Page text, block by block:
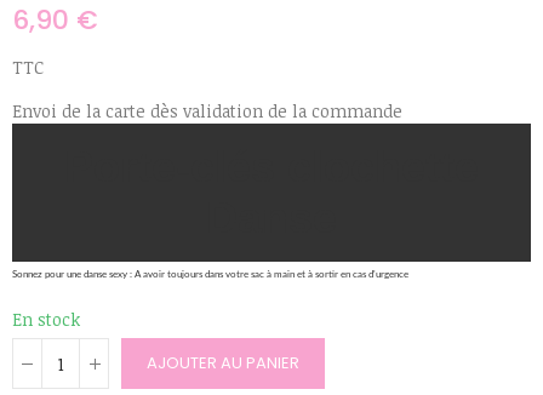
6,90 €
TTC
Envoi de la carte dès validation de la commande
Sonnez pour une danse sexy : A avoir toujours dans votre sac à main et à sortir en cas d'urgence
En stock
AJOUTER AU PANIER